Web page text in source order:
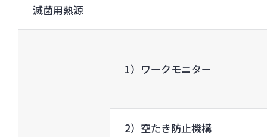
滅菌用熱源
1）ワークモニター
2）空たき防止機構